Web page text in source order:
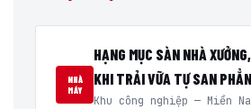
NHÀ
MÁY
HẠNG MỤC SÀN NHÀ
KHI TRẢI VỮA TỰ SAN
Khu công nghiệp — Miền